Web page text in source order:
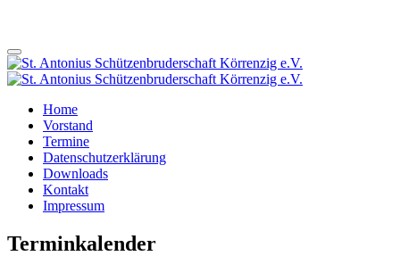
Home
Vorstand
Termine
Datenschutzerklärung
Downloads
Kontakt
Impressum
Terminkalender